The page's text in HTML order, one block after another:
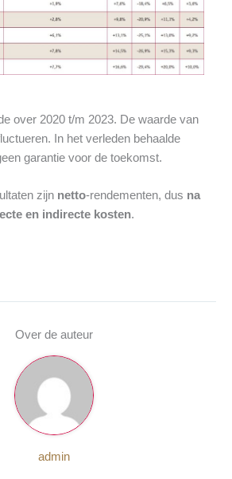
over 2020 t/m 2023. De waarde van
In het verleden behaalde
garantie voor de toekomst.
zijn netto-rendementen, dus na
en indirecte kosten.
Over de auteur
admin